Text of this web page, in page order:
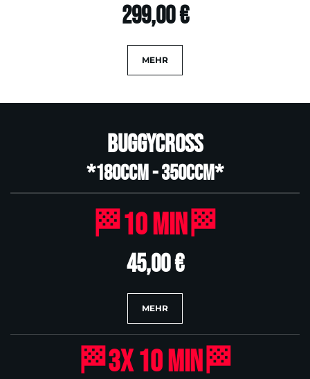
299,00 €
MEHR
Buggycross
*180ccm - 350ccm*
🏁10 Min🏁
45,00 €
MEHR
🏁3x 10 min🏁